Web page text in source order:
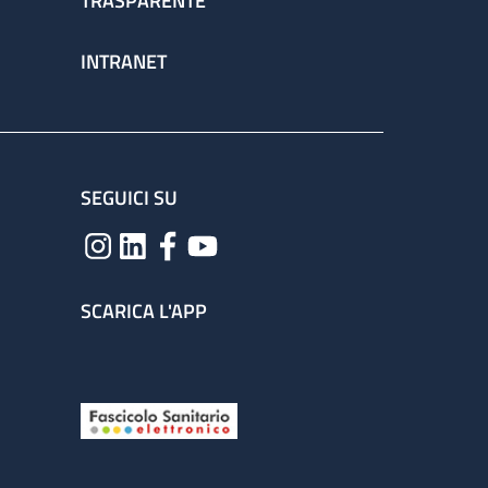
INTRANET
SEGUICI SU
SCARICA L'APP